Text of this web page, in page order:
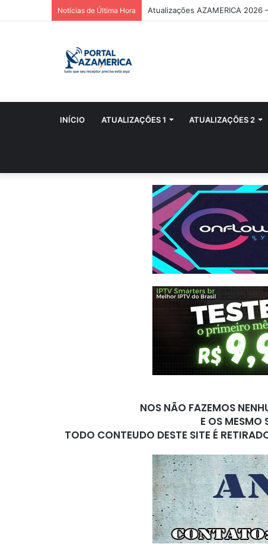
Notícias de Última Hora Atualizações AZAMERICA 2026
INÍCIO ATUALIZAÇÕES 1 ATUALIZAÇÕES 2
NOS NÃO FAZEMOS
E OS MESMO
TODO CONTEUDO DESTE SITE É